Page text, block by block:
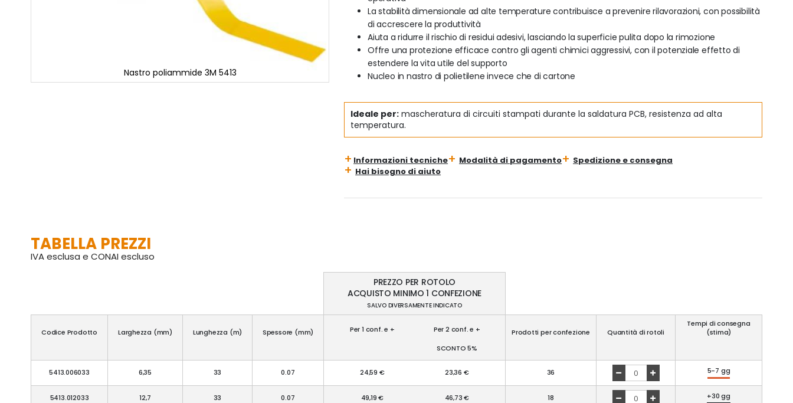
Nastro poliammide 3M 5413
La stabilità dimensionale ad alte temperature contribuisce a prevenire rilavorazioni, con possibilità
di accrescere la produttività
Aiuta a ridurre il rischio di residui adesivi, lasciando la superficie pulita dopo la rimozione
Offre una protezione efficace contro gli agenti chimici aggressivi, con il potenziale effetto di
estendere la vita utile del supporto
Nucleo in nastro di polietilene invece che di cartone
Ideale per: mascheratura di circuiti stampati durante la saldatura PCB, resistenza ad alta
temperatura.
Informazioni tecniche Modalità di pagamento
Spedizione e consegna
Hai bisogno di aiuto
TABELLA PREZZI
IVA esclusa e CONAI escluso
PREZZO PER ROTOLO
ACQUISTO MINIMO 1 CONFEZIONE
SALVO DIVERSAMENTE INDICATO
Codice Prodotto Larghezza (mm) Lunghezza (m) Spessore (mm) Per 1 conf. e + Per 2 conf. e + Prodotti per confezione Quantità di rotoli
Tempi di consegna
(stima)
SCONTO 5%
5413.006033 6,35 33 0.07 24,59 € 23,36 € 36 5-7 gg
5413.012033 12,7 33 0.07 49,19 € 46,73 € 18 +30 gg